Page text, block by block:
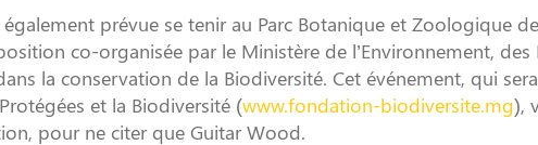
prévue se tenir au Parc Botanique et Zoologique
co-organisée par le Ministère de l’Environnement, des
la conservation de la Biodiversité. Cet événement, qui
et la Biodiversité (www.fondation-biodiversite.mg),
pour ne citer que Guitar Wood.